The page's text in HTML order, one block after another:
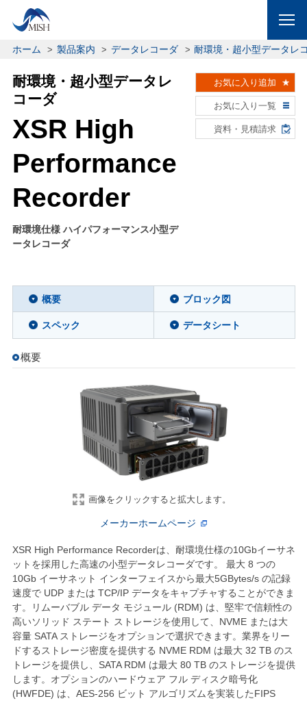
ホーム 製品案内 データレコーダ 耐環境・超小型データレ
耐環境・超小型データレ
コーダ
XSR High
Performance
Recorder
耐環境仕様 ハイパフォーマンス小型デ
ータレコーダ
お気に入り追加
お気に入り一覧
資料・見積請求
概要 ブロック図
スペック データシート
概要
画像をクリックすると拡大します。
メーカーホームページ
XSR High Performance Recorderは、耐環境仕様の10Gbイーサネ
ットを採用した高速の小型データレコーダです。 最大 8 つの
10Gb イーサネット インターフェイスから最大5GBytes/s の記録
速度で UDP または TCP/IP データをキャプチャすることができま
す。リムーバブル データ モジュール (RDM) は、堅牢で信頼性の
高いソリッド ステート ストレージを使用して、NVME または大
容量 SATA ストレージをオプションで選択できます。業界をリー
ドするストレージ密度を提供する NVME RDM は最大 32 TB のス
トレージを提供し、SATA RDM は最大 80 TB のストレージを提供
します。オプションのハードウェア フル ディスク暗号化
(HWFDE) は、AES-256 ビット アルゴリズムを実装したFIPS